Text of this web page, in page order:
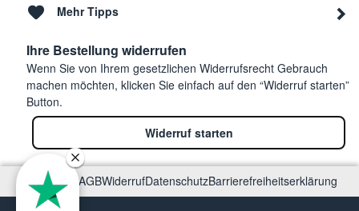
Mehr Tipps
Ihre Bestellung widerrufen
Wenn Sie von Ihrem gesetzlichen Widerrufsrecht Gebrauch
machen möchten, klicken Sie einfach auf den “Widerruf starten”
Button.
Widerruf starten
ImpressumAGBWiderrufDatenschutzBarrierefreiheitserklärung